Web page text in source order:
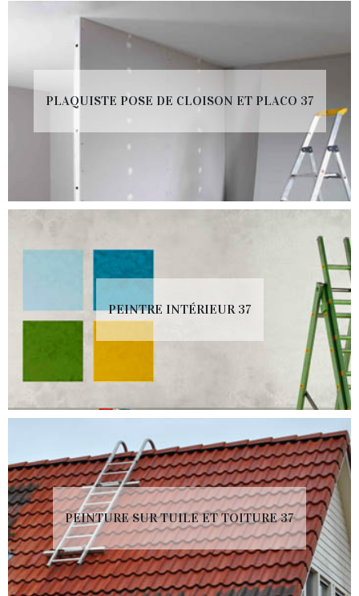
PLAQUISTE POSE DE CLOISON ET PLACO 37
PEINTRE INTÉRIEUR 37
PEINTURE SUR TUILE ET TOITURE 37